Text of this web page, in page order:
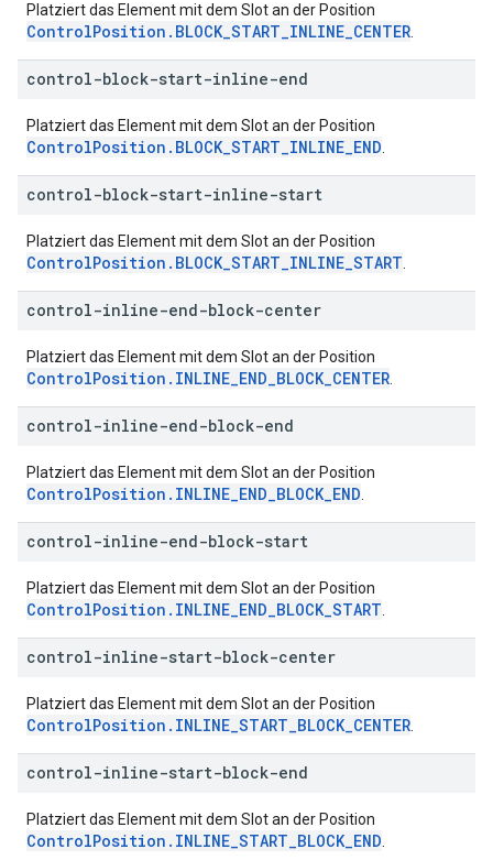
Platziert das Element mit dem Slot an der Position
ControlPosition.BLOCK_START_INLINE_CENTER
control-block-start-inline-end
Platziert das Element mit dem Slot an der Position
ControlPosition.BLOCK_START_INLINE_END
control-block-start-inline-start
Platziert das Element mit dem Slot an der Position
ControlPosition.BLOCK_START_INLINE_START
control-inline-end-block-center
Platziert das Element mit dem Slot an der Position
ControlPosition.INLINE_END_BLOCK_CENTER
control-inline-end-block-end
Platziert das Element mit dem Slot an der Position
ControlPosition.INLINE_END_BLOCK_END
control-inline-end-block-start
Platziert das Element mit dem Slot an der Position
ControlPosition.INLINE_END_BLOCK_START
control-inline-start-block-center
Platziert das Element mit dem Slot an der Position
ControlPosition.INLINE_START_BLOCK_CENTER
control-inline-start-block-end
Platziert das Element mit dem Slot an der Position
ControlPosition.INLINE_START_BLOCK_END